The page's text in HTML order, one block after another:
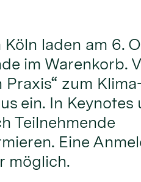
laden am 6.
im Warenkorb.
zum
ein. In Keynotes
Teilnehmende
Eine
möglich.